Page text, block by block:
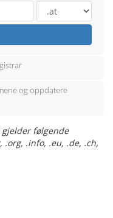
og oppdatere
følgende
.org, .info, .eu, .de, .ch,